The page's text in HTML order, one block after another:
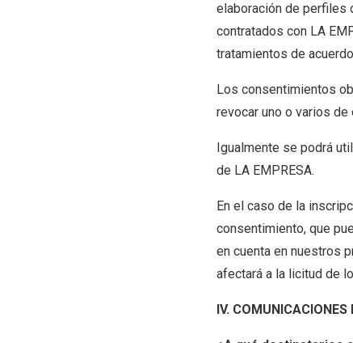
elaboración de perfiles
contratados con LA
tratamientos de
Los consentimientos
revocar uno o varios
Igualmente se podrá
de LA EMPRESA.
En el caso de la
consentimiento, que
en cuenta en nuestros
afectará a la licitud de
IV. COMUNICACIONES